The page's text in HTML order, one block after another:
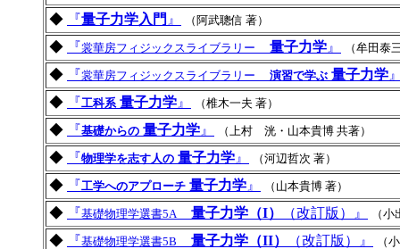
◆ 『量子力学入門 』 （阿武聰信 著）
◆ 『裳華房フィジックスライブラリー 量子力学 』 （牟田泰
◆ 『裳華房フィジックスライブラリー 演習で学ぶ 量子力学
◆
『工科系 量子力学 』 （椎木一夫 著）
◆ 『基礎からの 量子力学 』 （上村 洸・山本貴博 共著）
◆ 『物理学を志す人の 量子力学 』 （河辺哲次 著）
◆ 『工学へのアプローチ 量子力学 』 （山本貴博 著）
◆ 『基礎物理学選書5A 量子力学（I） （改訂版）』 （
◆ 『基礎物理学選書5B 量子力学（II） （改訂版）』 （